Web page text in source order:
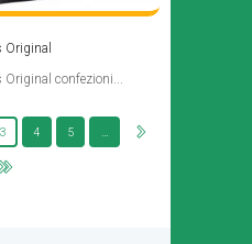
Original
Original confezioni...
3 4 5 …